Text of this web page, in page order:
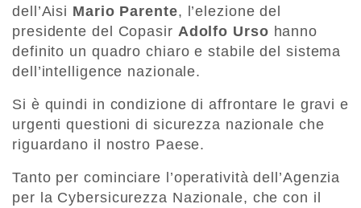
dell’Aisi Mario Parente, l’elezione del
presidente del Copasir Adolfo Urso hanno
definito un quadro chiaro e stabile del sistema
dell’intelligence nazionale.
Si è quindi in condizione di affrontare le gravi e
urgenti questioni di sicurezza nazionale che
riguardano il nostro Paese.
Tanto per cominciare l’operatività dell’Agenzia
per la Cybersicurezza Nazionale, che con il